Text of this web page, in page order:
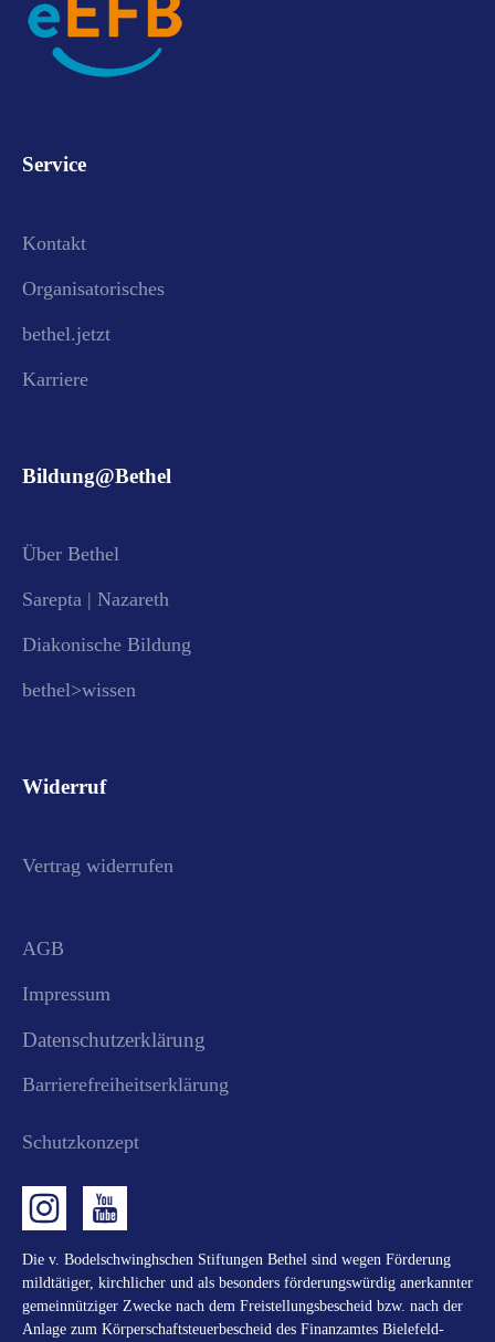
Service
Kontakt
Organisatorisches
bethel.jetzt
Karriere
Bildung@Bethel
Über Bethel
Sarepta | Nazareth
Diakonische Bildung
bethel>wissen
Widerruf
Vertrag widerrufen
AGB
Impressum
Datenschutzerklärung
Barrierefreiheitserklärung
Schutzkonzept
Die v. Bodelschwinghschen Stiftungen Bethel sind wegen Förderung
mildtätiger, kirchlicher und als besonders förderungswürdig anerkannter
gemeinnütziger Zwecke nach dem Freistellungsbescheid bzw. nach der
Anlage zum Körperschaftsteuerbescheid des Finanzamtes Bielefeld-